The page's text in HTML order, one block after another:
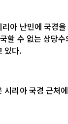
아 난민에 국경
할 수 없는 상당
있다.
시리아 국경 근처